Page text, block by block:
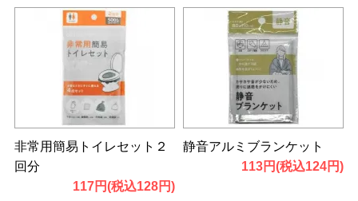
非常用簡易トイレセット２
回分
117円(税込128円)
静音アルミブランケット
113円(税込124円)